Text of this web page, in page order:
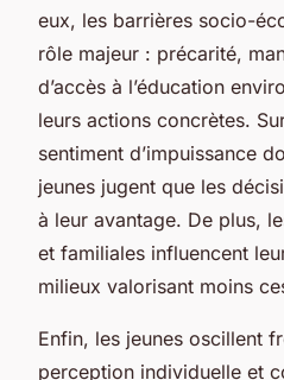
eux, les barrières socio-
rôle majeur : précarité,
d’accès à l’éducation
leurs actions concrètes.
sentiment d’impuissance
jeunes jugent que les
à leur avantage. De plus,
et familiales influencent
milieux valorisant moins
Enfin, les jeunes oscillent
perception individuelle et